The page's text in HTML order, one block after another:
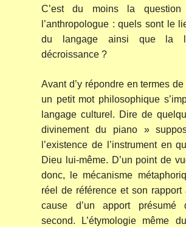
C’est du moins la
l’anthropologue : quels sont le
du langage ainsi que la
décroissance ?
Avant d’y répondre en termes
un petit mot philosophique
langage culturel. Dire de
divinement du piano »
l’existence de l’instrument en
Dieu lui-même. D’un point de
donc, le mécanisme
réel de référence et son rapport
cause d’un apport présumé
second. L’étymologie même